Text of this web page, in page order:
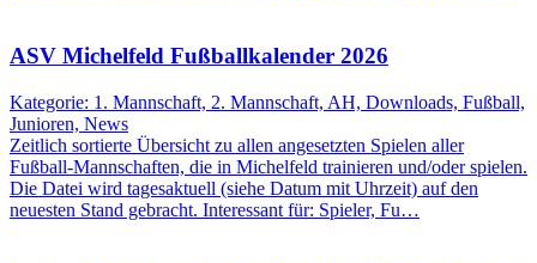
ASV Michelfeld Fußballkalender 2026
Kategorie: 1. Mannschaft, 2. Mannschaft, AH, Downloads, Fußball,
Junioren, News
Zeitlich sortierte Übersicht zu allen angesetzten Spielen aller
Fußball-Mannschaften, die in Michelfeld trainieren und/oder spielen.
Die Datei wird tagesaktuell (siehe Datum mit Uhrzeit) auf den
neuesten Stand gebracht. Interessant für: Spieler, Fu…